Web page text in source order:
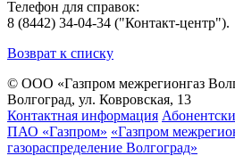
Телефон для справок:
8 (8442) 34-04-34 ("Контакт-центр").
Возврат к списку
© ООО «Газпром межрегионгаз
Волгоград, ул. Ковровская, 13
Контактная информация
ПАО «Газпром» «Газпром
газораспределение Волгоград»